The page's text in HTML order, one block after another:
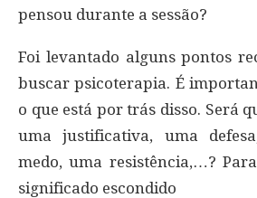
pensou durante a sessão?
Foi levantado alguns pontos
buscar psicoterapia. É
o que está por trás disso. Será
uma justificativa, uma
medo, uma resistência,…?
significado escondido